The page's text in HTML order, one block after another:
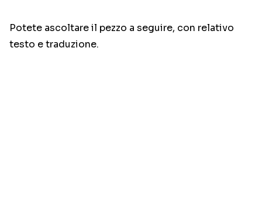
Potete ascoltare il pezzo a seguire, con relativo
testo e traduzione.